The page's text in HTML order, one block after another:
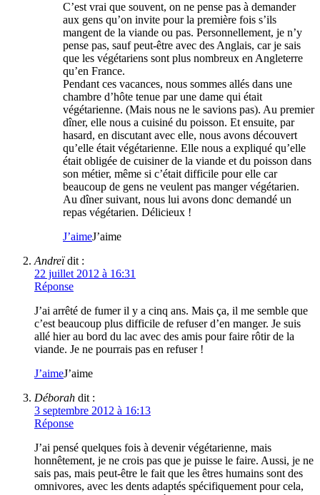
C’est vrai que souvent, on ne pense pas à demander
aux gens qu’on invite pour la première fois s’ils
mangent de la viande ou pas. Personnellement, je n’y
pense pas, sauf peut-être avec des Anglais, car je sais
que les végétariens sont plus nombreux en Angleterre
qu’en France.
Pendant ces vacances, nous sommes allés dans une
chambre d’hôte tenue par une dame qui était
végétarienne. (Mais nous ne le savions pas). Au premier
dîner, elle nous a cuisiné du poisson. Et ensuite, par
hasard, en discutant avec elle, nous avons découvert
qu’elle était végétarienne. Elle nous a expliqué qu’elle
était obligée de cuisiner de la viande et du poisson dans
son métier, même si c’était difficile pour elle car
beaucoup de gens ne veulent pas manger végétarien.
Au dîner suivant, nous lui avons donc demandé un
repas végétarien. Délicieux !
J’aimeJ’aime
Andreï dit :
22 juillet 2012 à 16:31
Réponse
J’ai arrêté de fumer il y a cinq ans. Mais ça, il me semble que
c’est beaucoup plus difficile de refuser d’en manger. Je suis
allé hier au bord du lac avec des amis pour faire rôtir de la
viande. Je ne pourrais pas en refuser !
J’aimeJ’aime
Déborah dit :
3 septembre 2012 à 16:13
Réponse
J’ai pensé quelques fois à devenir végétarienne, mais
honnêtement, je ne crois pas que je puisse le faire. Aussi, je ne
sais pas, mais peut-être le fait que les êtres humains sont des
omnivores, avec les dents adaptés spécifiquement pour cela,